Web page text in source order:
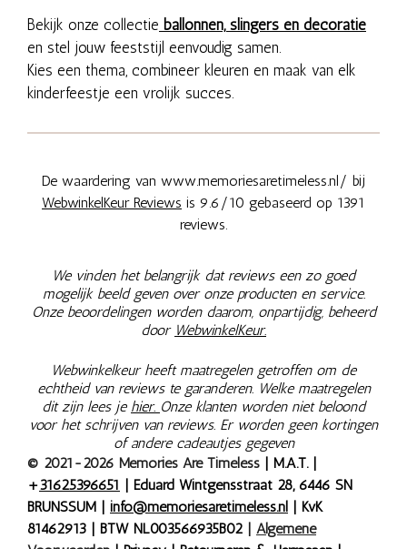
Bekijk onze collectie ballonnen, slingers en decoratie
en stel jouw feeststijl eenvoudig samen.
Kies een thema, combineer kleuren en maak van elk
kinderfeestje een vrolijk succes.
De waardering van www.memoriesaretimeless.nl/ bij
WebwinkelKeur Reviews is 9.6/10 gebaseerd op 1391
reviews.
We vinden het belangrijk dat reviews een zo goed
mogelijk beeld geven over onze producten en service.
Onze beoordelingen worden daarom, onpartijdig, beheerd
door WebwinkelKeur.
Webwinkelkeur heeft maatregelen getroffen om de
echtheid van reviews te garanderen. Welke maatregelen
dit zijn lees je hier. Onze klanten worden niet beloond
voor het schrijven van reviews. Er worden geen kortingen
of andere cadeautjes gegeven
© 2021-2026 Memories Are Timeless | M.A.T. |
+31625396651 | Eduard Wintgensstraat 28, 6446 SN
BRUNSSUM | info@memoriesaretimeless.nl | KvK
81462913 | BTW NL003566935B02 | Algemene